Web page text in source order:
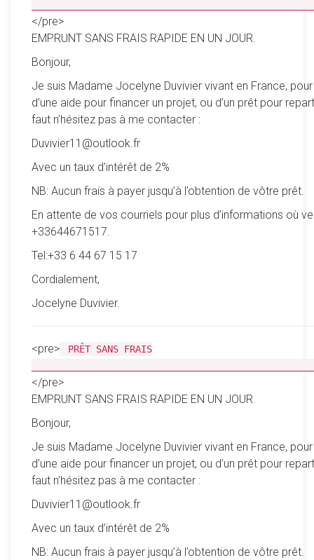
</pre>
EMPRUNT SANS FRAIS RAPIDE EN UN JOUR.
Bonjour,
Je suis Madame Jocelyne Duvivier vivant en France,
d’une aide pour financer un projet, ou d’un prêt pour
faut n’hésitez pas à me contacter :
Duvivier11@outlook.fr
Avec un taux d’intérêt de 2%
NB: Aucun frais à payer jusqu’à l’obtention de vôtre prêt.
En attente de vos courriels pour plus d’informations où
+33644671517.
Tel:+33 6 44 67 15 17
Cordialement,
Jocelyne Duvivier.
<pre>
PRÊT SANS FRAIS
</pre>
EMPRUNT SANS FRAIS RAPIDE EN UN JOUR.
Bonjour,
Je suis Madame Jocelyne Duvivier vivant en France,
d’une aide pour financer un projet, ou d’un prêt pour
faut n’hésitez pas à me contacter :
Duvivier11@outlook.fr
Avec un taux d’intérêt de 2%
NB: Aucun frais à payer jusqu’à l’obtention de vôtre prêt.